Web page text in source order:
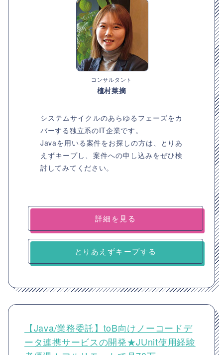
コンサルタント
植村菜摘
システムサイクルのあらゆるフェーズをカ
バーする独立系のIT企業です。
Javaを用いる案件をお探しの方は、とりあ
えずキープし、案件への申し込みをぜひ検
討してみてください。
詳細を見る
とりあえずキープする
【Java/業務委託】toB向けノーコードデ
ータ連携サービスの開発★JUnit使用経験